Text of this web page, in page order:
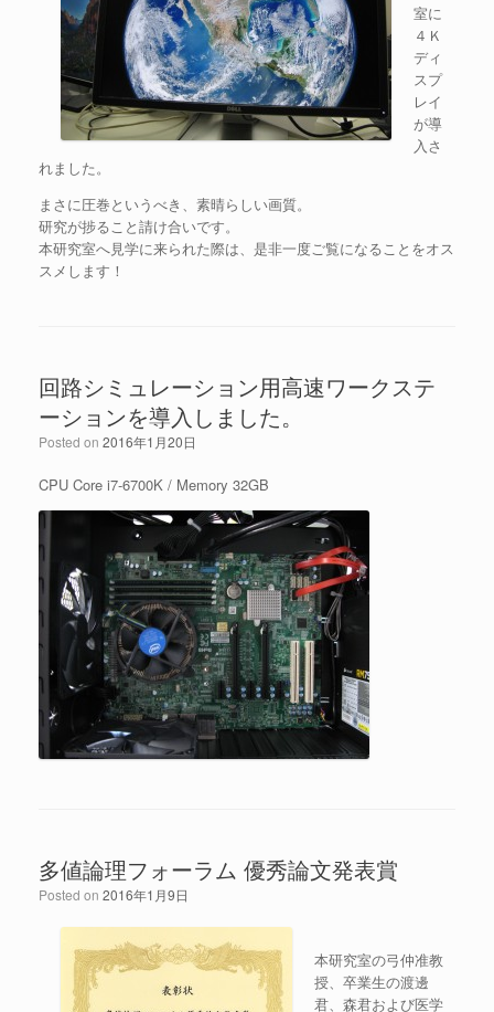
室に
４Ｋ
ディ
スプ
レイ
が導
入さ
れました。
まさに圧巻というべき、素晴らしい画質。
研究が捗ること請け合いです。
本研究室へ見学に来られた際は、是非一度ご覧になることをオス
スメします！
回路シミュレーション用高速ワークステ
ーションを導入しました。
Posted on 2016年1月20日
CPU Core i7-6700K / Memory 32GB
多値論理フォーラム 優秀論文発表賞
Posted on 2016年1月9日
本研究室の弓仲准教
授、卒業生の渡邊
君、森君および医学